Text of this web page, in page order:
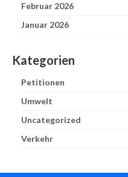
Februar 2026
Januar 2026
Kategorien
Petitionen
Umwelt
Uncategorized
Verkehr